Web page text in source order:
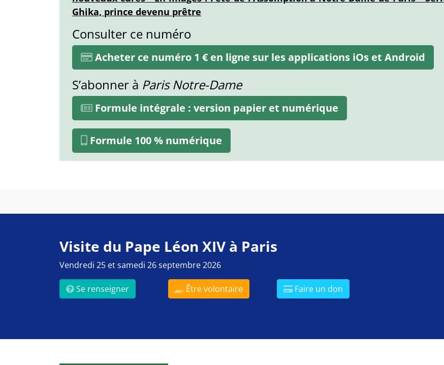
Ghika, prince devenu prêtre
Consulter ce numéro
Acheter ce numéro 1 € en ligne sur les applications iOs et Android
S’abonner à Paris Notre-Dame
Formule intégrale : version papier et numérique
Formule 100 % numérique
Visite du Pape Léon XIV à Paris
Vendredi 25 et samedi 26 septembre 2026
Se renseigner Être volontaire Faire un don